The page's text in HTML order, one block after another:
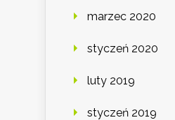
marzec 2020
styczeń 2020
luty 2019
styczeń 2019